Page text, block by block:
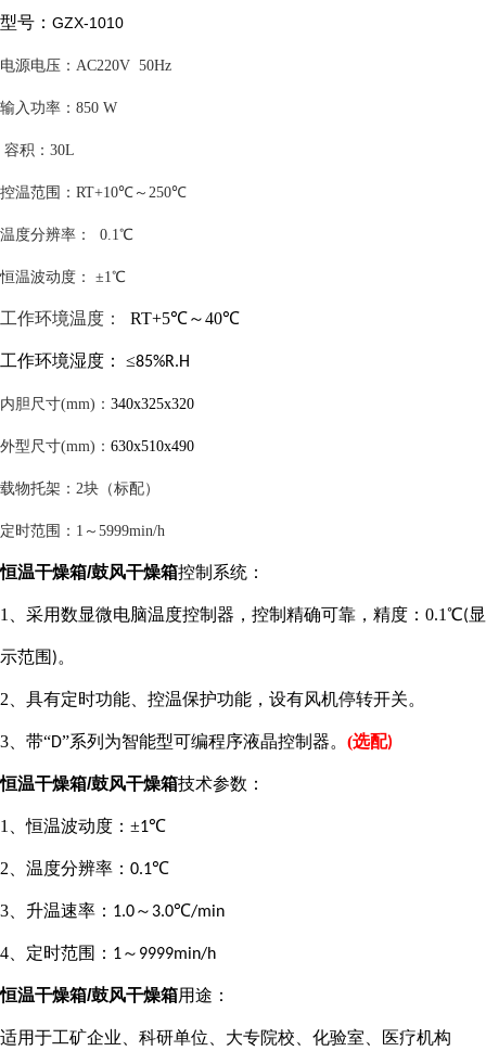
型号： GZX-1010
电源电压 ： AC220V 50Hz
输入功率 ： 850 W
容积： 30L
控温范围 ： RT+10℃ ～ 250℃
温度分辨率 ： 0.1℃
恒温波动度 ： ±1℃
工作环境温度： RT+5℃～40℃
工作环境湿度 ： ≤85%R.H
内胆尺寸(mm) ： 340x325x320
外型尺寸(mm) ： 630x510x490
载物托架 ： 2块（标配）
定时范围 ： 1～ 5999min/h
恒温干燥箱/鼓风干燥箱控制系统 ：
1、 采用数显微电脑温度控制器，控制精确可靠，精度： 0.1℃(显
示范围 )。
2、 具有定时功能、控温保护功能，设有风机停转开关。
3 、带“D”系列为智能型可编程序液晶控制器。 (选配)
恒温干燥箱/鼓风干燥箱技术参数 ：
1 、恒温波动度：±1℃
2 、温度分辨率： 0.1℃
3 、升温速率： 1.0～ 3.0℃/min
4 、定时范围： 1～ 9999min/h
恒温干燥箱/鼓风干燥箱用途 ：
适用于工矿企业 、科研单位、大专院校、化验室、医疗机构